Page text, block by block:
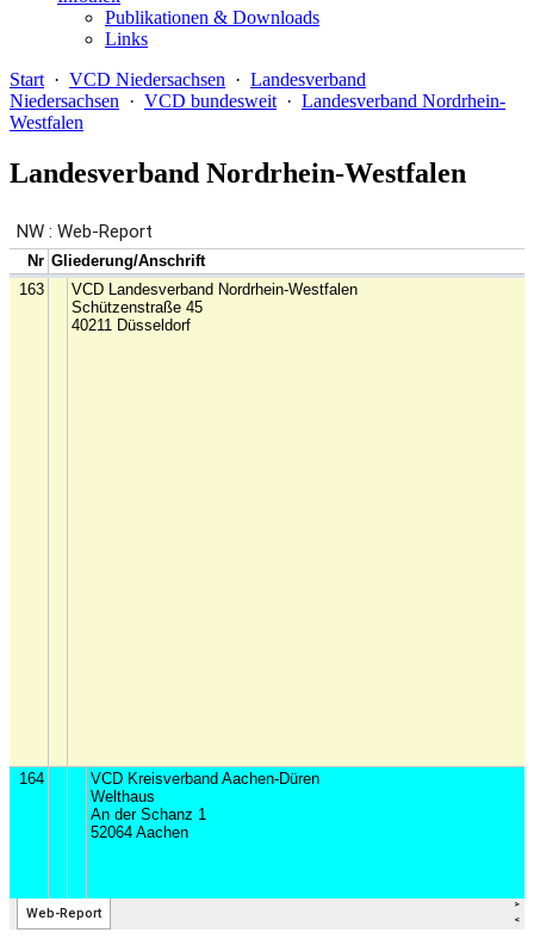
Publikationen & Downloads
Links
Start · VCD Niedersachsen · Landesverband
Niedersachsen · VCD bundesweit · Landesverband Nordrhein-
Westfalen
Landesverband Nordrhein-Westfalen